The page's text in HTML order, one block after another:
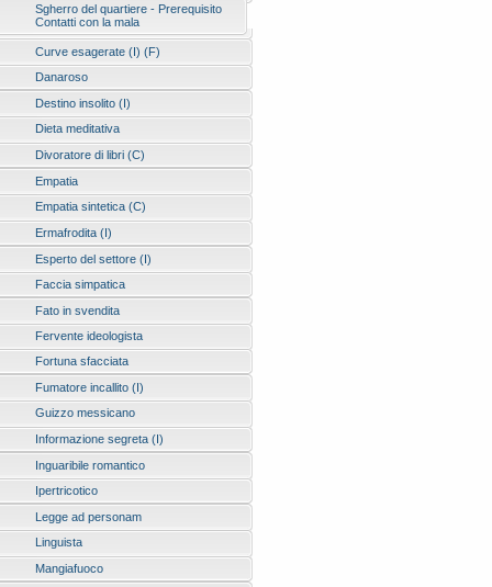
Sgherro del quartiere - Prerequisito
Contatti con la mala
Curve esagerate (I) (F)
Danaroso
Destino insolito (I)
Dieta meditativa
Divoratore di libri (C)
Empatia
Empatia sintetica (C)
Ermafrodita (I)
Esperto del settore (I)
Faccia simpatica
Fato in svendita
Fervente ideologista
Fortuna sfacciata
Fumatore incallito (I)
Guizzo messicano
Informazione segreta (I)
Inguaribile romantico
Ipertricotico
Legge ad personam
Linguista
Mangiafuoco